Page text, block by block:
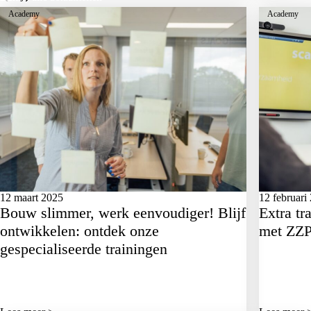
Academy
12 maart 2025
Bouw slimmer, werk eenvoudiger! Blijf
ontwikkelen: ontdek onze
gespecialiseerde trainingen
Academy
12 februari
Extra
met